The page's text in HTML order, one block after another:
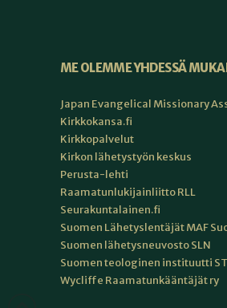
ME OLEMME YHDESSÄ
Japan Evangelical Missionary
Kirkkokansa.fi
Kirkkopalvelut
Kirkon lähetystyön keskus
Perusta-lehti
Raamatunlukijainliitto RLL
Seurakuntalainen.fi
Suomen Lähetyslentäjät MAF
Suomen lähetysneuvosto SLN
Suomen teologinen instituutti
Wycliffe Raamatunkääntäjät ry